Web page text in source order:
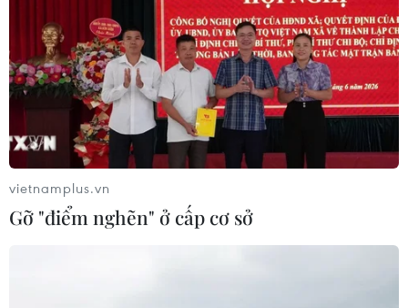
vietnamplus.vn
Gỡ "điểm nghẽn" ở cấp cơ sở